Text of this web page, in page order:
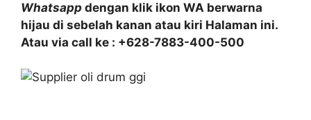
Whatsapp dengan klik ikon WA berwarna
hijau di sebelah kanan atau kiri Halaman ini.
Atau via call ke : +628-7883-400-500